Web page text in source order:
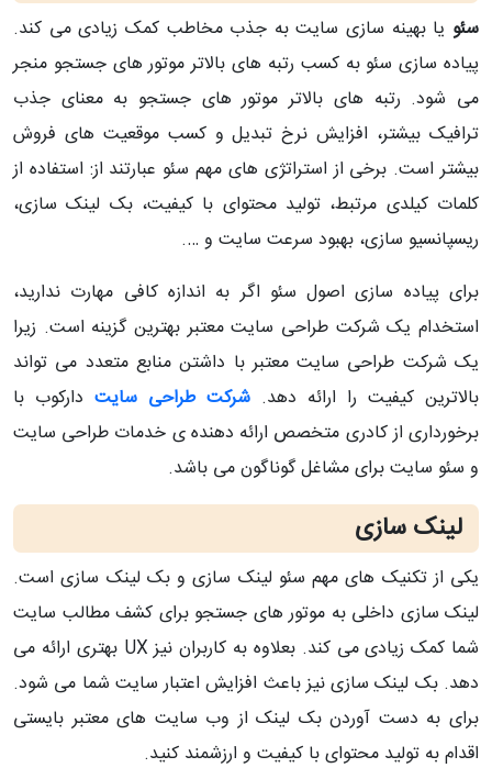
سئو یا بهینه سازی سایت به جذب مخاطب کمک زیادی می کند.
پیاده سازی سئو به کسب رتبه های بالاتر موتور های جستجو منجر
می شود. رتبه های بالاتر موتور های جستجو به معنای جذب
ترافیک بیشتر، افزایش نرخ تبدیل و کسب موقعیت های فروش
بیشتر است. برخی از استراتژی های مهم سئو عبارتند از: استفاده از
کلمات کیلدی مرتبط، تولید محتوای با کیفیت، بک لینک سازی،
ریسپانسیو سازی، بهبود سرعت سایت و ….
برای پیاده سازی اصول سئو اگر به اندازه کافی مهارت ندارید،
استخدام یک شرکت طراحی سایت معتبر بهترین گزینه است. زیرا
یک شرکت طراحی سایت معتبر با داشتن منابع متعدد می تواند
بالاترین کیفیت را ارائه دهد. شرکت طراحی سایت دارکوب با
برخورداری از کادری متخصص ارائه دهنده ی خدمات طراحی سایت
و سئو سایت برای مشاغل گوناگون می باشد.
لینک سازی
یکی از تکنیک های مهم سئو لینک سازی و بک لینک سازی است.
لینک سازی داخلی به موتور های جستجو برای کشف مطالب سایت
شما کمک زیادی می کند. بعلاوه به کاربران نیز UX بهتری ارائه می
دهد. بک لینک سازی نیز باعث افزایش اعتبار سایت شما می شود.
برای به دست آوردن بک لینک از وب سایت های معتبر بایستی
اقدام به تولید محتوای با کیفیت و ارزشمند کنید.